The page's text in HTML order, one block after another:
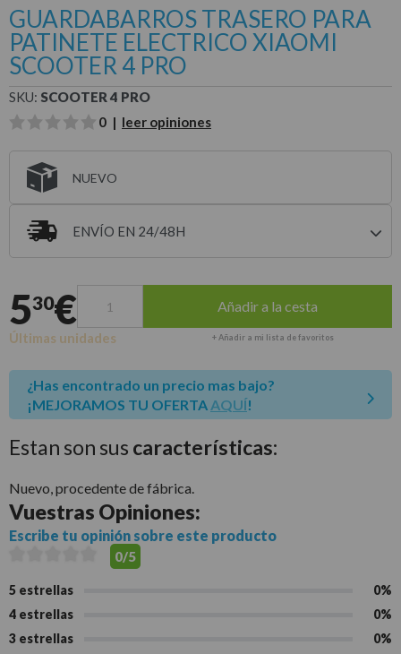
GUARDABARROS TRASERO PARA
PATINETE ELECTRICO XIAOMI
SCOOTER 4 PRO
SKU: SCOOTER 4 PRO
0 | leer opiniones
NUEVO
ENVÍO EN 24/48H
530€ Añadir a la cesta
Últimas unidades + Añadir a mi lista de favoritos
¿Has encontrado un precio mas bajo?
¡MEJORAMOS TU OFERTA AQUÍ!
Estan son sus características:
Nuevo, procedente de fábrica.
Vuestras Opiniones:
Escribe tu opinión sobre este producto
0/5
5 estrellas
0%
4 estrellas
0%
3 estrellas
0%